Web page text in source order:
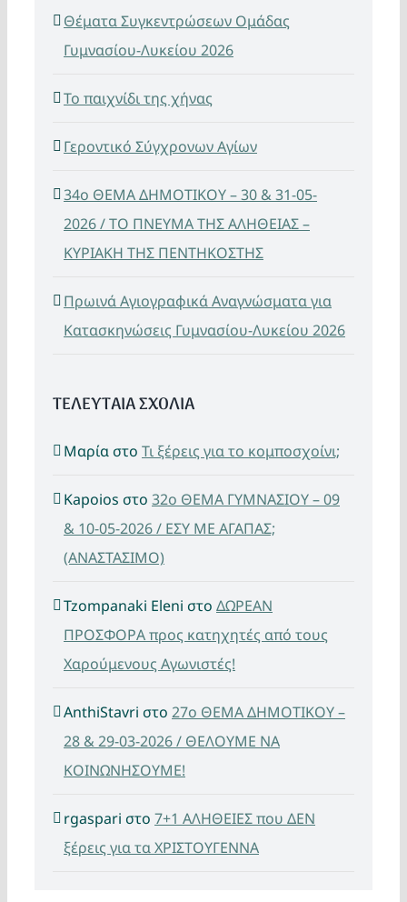
Θέματα Συγκεντρώσεων Ομάδας
Γυμνασίου-Λυκείου 2026
Το παιχνίδι της χήνας
Γεροντικό Σύγχρονων Αγίων
34ο ΘΕΜΑ ΔΗΜΟΤΙΚΟΥ – 30 & 31-05-
2026 / ΤΟ ΠΝΕΥΜΑ ΤΗΣ ΑΛΗΘΕΙΑΣ –
ΚΥΡΙΑΚΗ ΤΗΣ ΠΕΝΤΗΚΟΣΤΗΣ
Πρωινά Αγιογραφικά Αναγνώσματα για
Κατασκηνώσεις Γυμνασίου-Λυκείου 2026
ΤΕΛΕΥΤΑΙΑ ΣΧΟΛΙΑ
Μαρία στο Τι ξέρεις για το κομποσχοίνι;
Kapoios στο 32ο ΘΕΜΑ ΓΥΜΝΑΣΙΟΥ – 09
& 10-05-2026 / ΕΣΥ ΜΕ ΑΓΑΠΑΣ;
(ΑΝΑΣΤΑΣΙΜΟ)
Tzompanaki Eleni στο ΔΩΡΕΑΝ
ΠΡΟΣΦΟΡΑ προς κατηχητές από τους
Χαρούμενους Αγωνιστές!
AnthiStavri στο 27ο ΘΕΜΑ ΔΗΜΟΤΙΚΟΥ –
28 & 29-03-2026 / ΘΕΛΟΥΜΕ ΝΑ
ΚΟΙΝΩΝΗΣΟΥΜΕ!
rgaspari στο 7+1 ΑΛΗΘΕΙΕΣ που ΔΕΝ
ξέρεις για τα ΧΡΙΣΤΟΥΓΕΝΝΑ